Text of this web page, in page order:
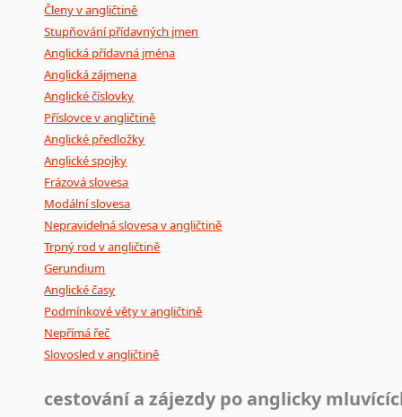
Členy v angličtině
Stupňování přídavných jmen
Anglická přídavná jména
Anglická zájmena
Anglické číslovky
Příslovce v angličtině
Anglické předložky
Anglické spojky
Frázová slovesa
Modální slovesa
Nepravidelná slovesa v angličtině
Trpný rod v angličtině
Gerundium
Anglické časy
Podmínkové věty v angličtině
Nepřímá řeč
Slovosled v angličtině
cestování a zájezdy po anglicky